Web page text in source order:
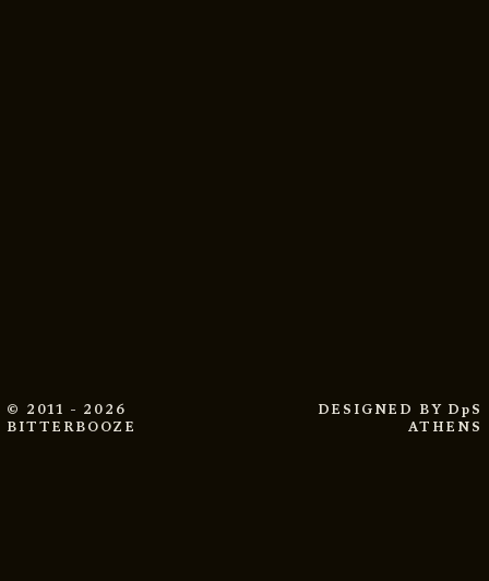
© 2011 - 2026
BITTERBOOZE
DESIGNED BY DpS
ATHENS